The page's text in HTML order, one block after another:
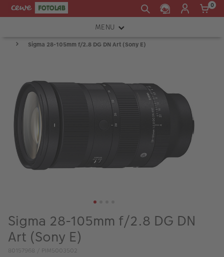
0
MENU
FOTOAPARÁTY
ATELIÉR
INSTAX™
TISKÁRNY A SKENERY
FOTOBRAŠNY
PŘÍSLUŠENSTVÍ
VÝPRODEJ
FOTO BAZAR
Sigma 28-105mm f/2.8 DG DN Art (Sony E)
Sigma 28-105mm f/2.8 DG DN
Art (Sony E)
80157968 / PIM5003502